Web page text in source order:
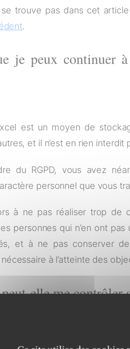
trouve pas dans cet
.
je peux continuer
est un moyen de
et il n’est en rien interdit
du RGPD, vous avez
personnel que vous
à ne pas réaliser trop de
personnes qui n’en ont
et à ne pas conserver
à l’atteinte des
elle me contrôler